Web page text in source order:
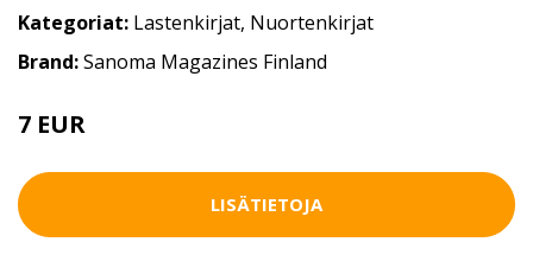
Kategoriat: Lastenkirjat, Nuortenkirjat
Brand:Sanoma Magazines Finland
7 EUR
LISÄTIETOJA